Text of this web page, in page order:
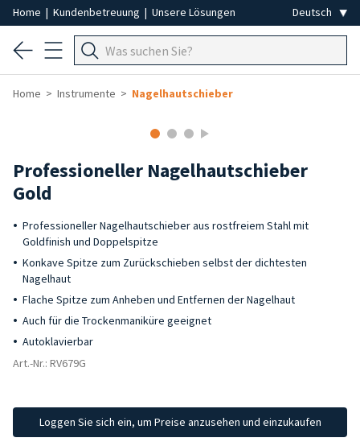
Home | Kundenbetreuung | Unsere Lösungen
Home Instrumente Nagelhautschieber
Professioneller Nagelhautschieber
Gold
Professioneller Nagelhautschieber aus rostfreiem Stahl mit
Goldfinish und Doppelspitze
Konkave Spitze zum Zurückschieben selbst der dichtesten
Nagelhaut
Flache Spitze zum Anheben und Entfernen der Nagelhaut
Auch für die Trockenmaniküre geeignet
Autoklavierbar
Art.-Nr.: RV679G
Loggen Sie sich ein, um Preise anzusehen und einzukaufen